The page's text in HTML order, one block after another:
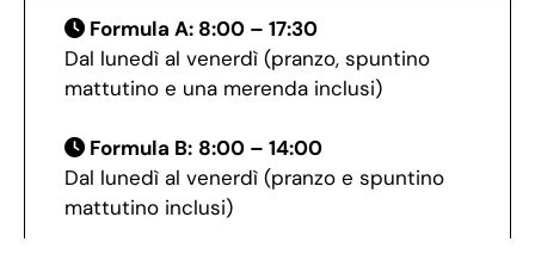
Formula A: 8:00 – 17:30
Dal lunedì al venerdì (pranzo, spuntino
mattutino e una merenda inclusi)
Formula B: 8:00 – 14:00
Dal lunedì al venerdì (pranzo e spuntino
mattutino inclusi)